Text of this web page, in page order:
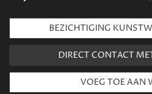
BEZICHTIGING
DIRECT CONTACT